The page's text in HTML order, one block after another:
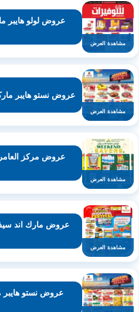
مشاهدة العرض
مشاهدة العرض
عروض نستو هايبر ماركت
مشاهدة العرض
مشاهدة العرض